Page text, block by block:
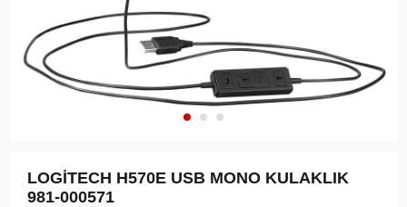
LOGİTECH H570E USB MONO KULAKLIK
981-000571